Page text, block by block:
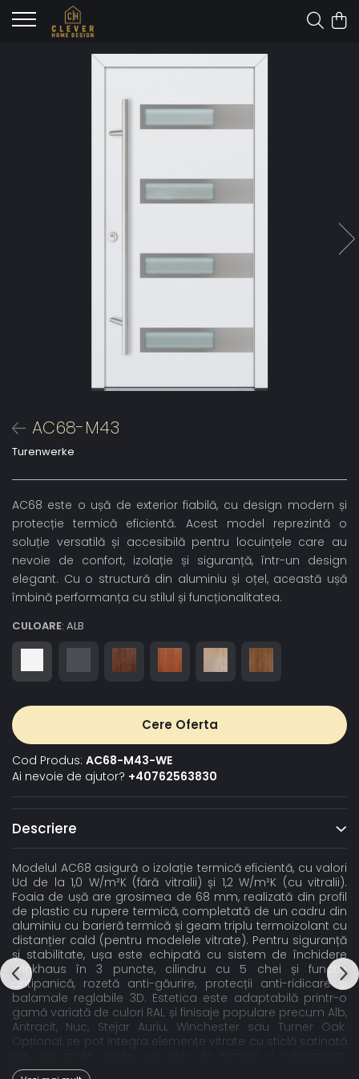
AC68-M43
Turenwerke
AC68 este o ușă de exterior fiabilă, cu design modern și
protecție termică eficientă. Acest model reprezintă o
soluție versatilă și accesibilă pentru locuințele care au
nevoie de confort, izolație și siguranță, într-un design
elegant. Cu o structură din aluminiu și oțel, această ușă
îmbină performanța cu stilul și funcționalitatea.
CULOARE: ALB
Cere Oferta
Cod Produs: AC68-M43-WE
Ai nevoie de ajutor? +40762563830
Descriere
Modelul AC68 asigură o izolație termică eficientă, cu valori
Ud de la 1,0 W/m²K (fără vitralii) și 1,2 W/m²K (cu vitralii).
Foaia de ușă are grosimea de 68 mm, realizată din profil
de plastic cu rupere termică, completată de un cadru din
aluminiu cu barieră termică și geam triplu termoizolant cu
distanțier cald (pentru modelele vitrate). Pentru siguranță
și stabilitate, ușa este echipată cu sistem de închidere
Winkhaus în 3 puncte, cilindru cu 5 chei și funcție
antipanică, rozetă anti-găurire, protecții anti-ridicare și
balamale reglabile 3D. Estetica este adaptabilă printr-o
gamă variată de culori RAL și finisaje populare precum Alb,
Antracit, Nuc, Stejar Auriu, Winchester sau Turner Oak.
Opțional, se pot integra elemente vitrate cu sticlă satinată
Confortul zilnic este susținut de pragul din aluminiu cu